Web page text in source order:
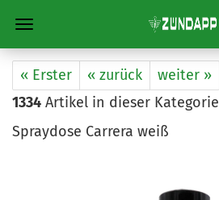
« Erster « zurück
weiter »
1334 Artikel in dieser Kategorie
Spraydose Carrera weiß